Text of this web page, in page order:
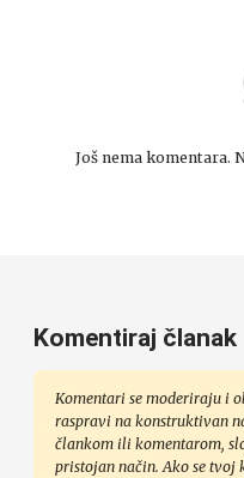
Još nema komentara.
Komentiraj članak
Komentari se moderiraju i
raspravi na konstruktivan
člankom ili komentarom,
pristojan način. Ako se